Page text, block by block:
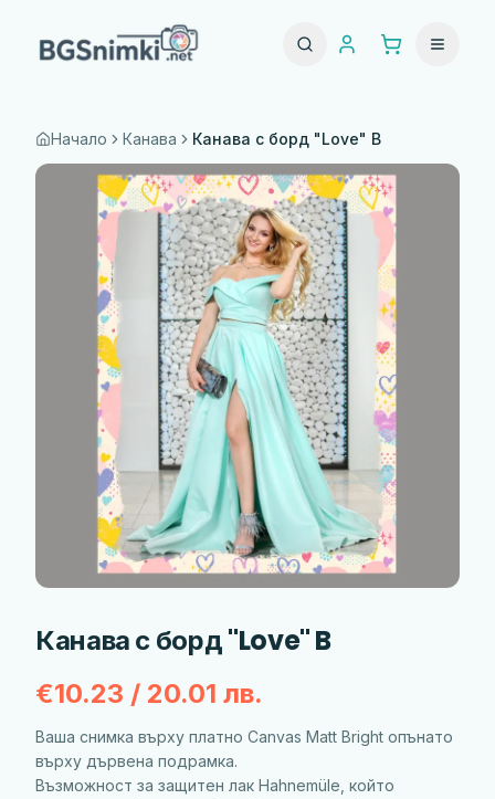
Начало Канава Канава с борд "Love" B
Канава с борд "Love" B
€10.23 / 20.01 лв.
Ваша снимка върху платно Canvas Matt Bright опънато
върху дървена подрамка.
Възможност за защитен лак Hahnemülе, който